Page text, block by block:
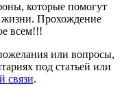
которые помогут
жизни. Прохождение
всем!!!
или вопросы,
под статьей или
связи.